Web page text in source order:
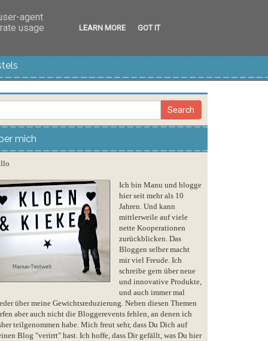
mich
Ich bin Manu und blogge
hier seit mehr als 10
Jahren. Und kann
mittlerweile auf viele
nette Kooperationen
zurückblicken. Das
Bloggen selber macht
mir viel Freude. Ich
schreibe gern über neue
und innovative Produkte,
und auch immer mal
über meine Gewichtsreduzierung. Neben diesen Themen
aber auch nicht die Bloggerevents fehlen, an denen ich
teilgenommen habe. Mich freut sehr, dass Du Dich auf
Blog "verirrt" hast. Ich hoffe, dass Dir gefällt, was Du hier
agent
usage
LEARN MORE GOT IT